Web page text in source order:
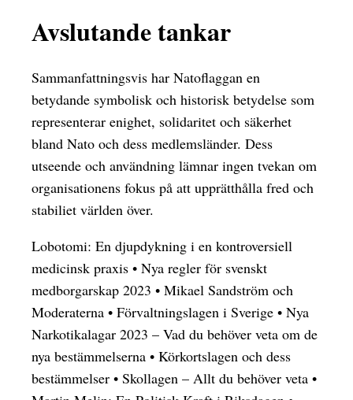
Avslutande tankar
Sammanfattningsvis har Natoflaggan en
betydande symbolisk och historisk betydelse som
representerar enighet, solidaritet och säkerhet
bland Nato och dess medlemsländer. Dess
utseende och användning lämnar ingen tvekan om
organisationens fokus på att upprätthålla fred och
stabiliet världen över.
Lobotomi: En djupdykning i en kontroversiell
medicinsk praxis • Nya regler för svenskt
medborgarskap 2023 • Mikael Sandström och
Moderaterna • Förvaltningslagen i Sverige • Nya
Narkotikalagar 2023 – Vad du behöver veta om de
nya bestämmelserna • Körkortslagen och dess
bestämmelser • Skollagen – Allt du behöver veta •